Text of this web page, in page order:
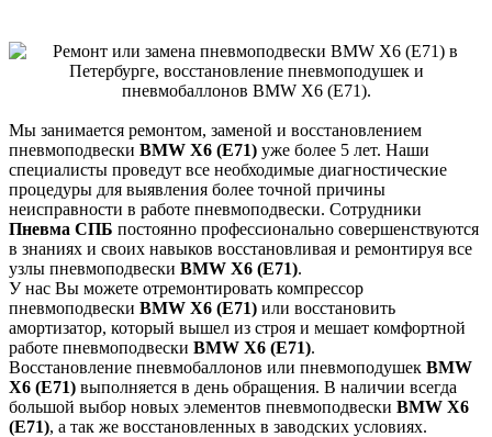
Мы занимается ремонтом, заменой и восстановлением
пневмоподвески BMW X6 (E71) уже более 5 лет. Наши
специалисты проведут все необходимые диагностические
процедуры для выявления более точной причины
неисправности в работе пневмоподвески. Сотрудники
Пневма СПБ постоянно профессионально совершенствуются
в знаниях и своих навыков восстановливая и ремонтируя все
узлы пневмоподвески BMW X6 (E71).
У нас Вы можете отремонтировать компрессор
пневмоподвески BMW X6 (E71) или восстановить
амортизатор, который вышел из строя и мешает комфортной
работе пневмоподвески BMW X6 (E71).
Восстановление пневмобаллонов или пневмоподушек BMW
X6 (E71) выполняется в день обращения. В наличии всегда
большой выбор новых элементов пневмоподвески BMW X6
(E71), а так же восстановленных в заводских условиях.